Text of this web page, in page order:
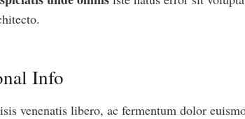
Info
venenatis libero, ac fermentum dolor